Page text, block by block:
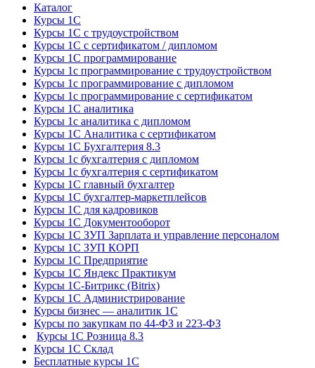
Каталог
Курсы 1С
Курсы 1С с трудоустройством
Курсы 1С с сертификатом / дипломом
Курсы 1С программирование
Курсы 1с программирование с трудоустройством
Курсы 1с программирование с дипломом
Курсы 1с программирование с сертификатом
Курсы 1С аналитика
Курсы 1с аналитика с дипломом
Курсы 1С Аналитика с сертификатом
Курсы 1С Бухгалтерия 8.3
Курсы 1с бухгалтерия с дипломом
Курсы 1с бухгалтерия с сертификатом
Курсы 1С главный бухгалтер
Курсы 1С бухгалтер-маркетплейсов
Курсы 1С для кадровиков
Курсы 1С Документооборот
Курсы 1С ЗУП Зарплата и управление персоналом
Курсы 1С ЗУП КОРП
Курсы 1С Предприятие
Курсы 1С Яндекс Практикум
Курсы 1С-Битрикс (Bitrix)
Курсы 1С Администрирование
Курсы бизнес — аналитик 1С
Курсы по закупкам по 44‑ФЗ и 223‑ФЗ
Курсы 1С Розница 8.3
Курсы 1С Склад
Бесплатные курсы 1С